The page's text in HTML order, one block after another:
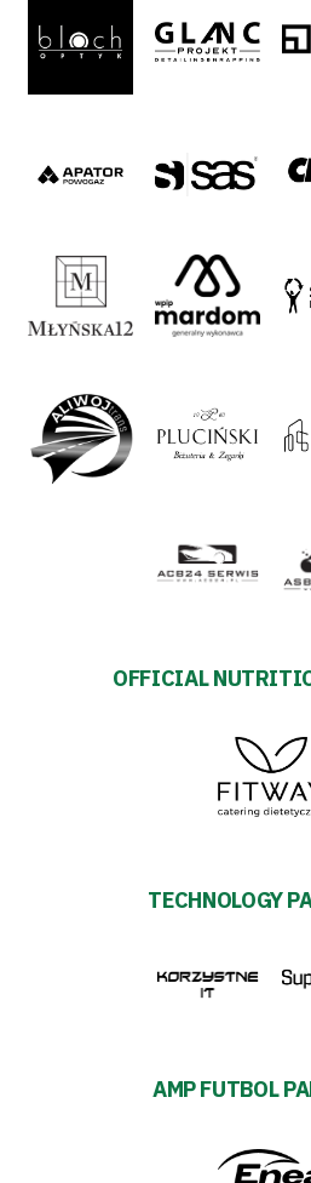
OFFICIAL
TECHNOLOGY
AMP FUTBOL